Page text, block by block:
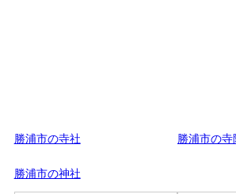
勝浦市の寺社 勝浦市の寺
勝浦市の神社